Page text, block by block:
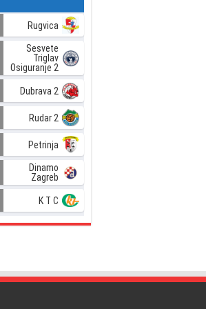
Rugvica
Sesvete
Triglav
Osiguranje 2
Dubrava 2
Rudar 2
Petrinja
Dinamo
Zagreb
K T C